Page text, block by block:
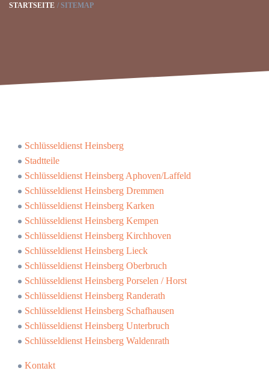
STARTSEITE SITEMAP
Schlüsseldienst Heinsberg
Stadtteile
Schlüsseldienst Heinsberg Aphoven/Laffeld
Schlüsseldienst Heinsberg Dremmen
Schlüsseldienst Heinsberg Karken
Schlüsseldienst Heinsberg Kempen
Schlüsseldienst Heinsberg Kirchhoven
Schlüsseldienst Heinsberg Lieck
Schlüsseldienst Heinsberg Oberbruch
Schlüsseldienst Heinsberg Porselen / Horst
Schlüsseldienst Heinsberg Randerath
Schlüsseldienst Heinsberg Schafhausen
Schlüsseldienst Heinsberg Unterbruch
Schlüsseldienst Heinsberg Waldenrath
Kontakt